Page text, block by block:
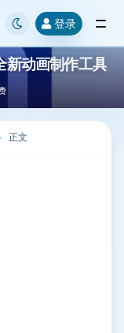
登录
动画制作工具
正文